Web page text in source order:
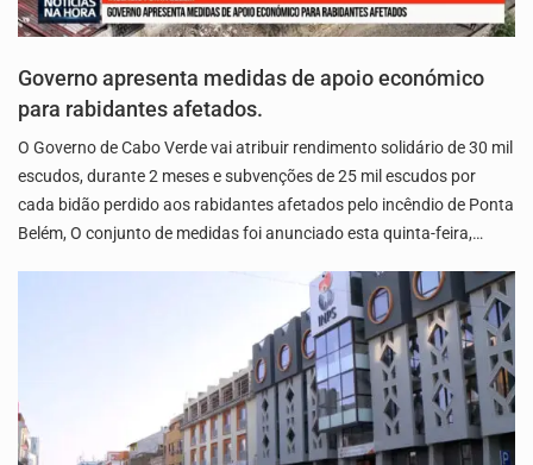
Governo apresenta medidas de apoio económico
para rabidantes afetados.
O Governo de Cabo Verde vai atribuir rendimento solidário de 30 mil
escudos, durante 2 meses e subvenções de 25 mil escudos por
cada bidão perdido aos rabidantes afetados pelo incêndio de Ponta
Belém, O conjunto de medidas foi anunciado esta quinta-feira,…